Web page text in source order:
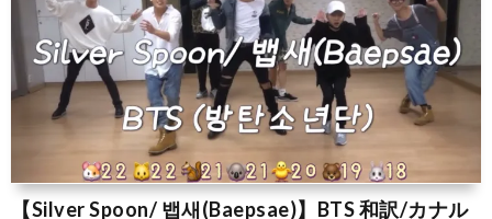
【Silver Spoon/ 뱁새(Baepsae)】BTS 和訳/カナル